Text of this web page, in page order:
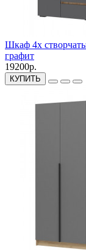
Шкаф 4х
графит
19200р.
КУПИТЬ